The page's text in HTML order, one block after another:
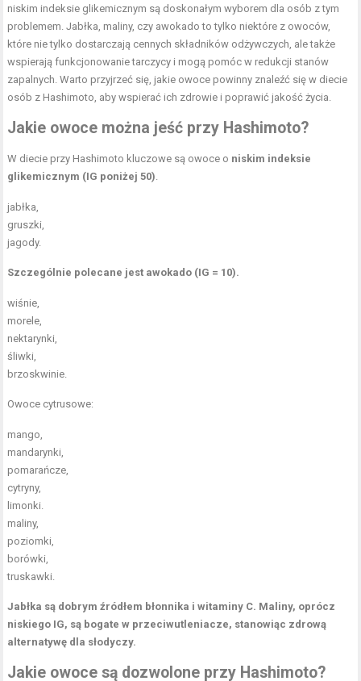
niskim indeksie glikemicznym są doskonałym wyborem dla osób z tym
problemem. Jabłka, maliny, czy awokado to tylko niektóre z owoców,
które nie tylko dostarczają cennych składników odżywczych, ale także
wspierają funkcjonowanie tarczycy i mogą pomóc w redukcji stanów
zapalnych. Warto przyjrzeć się, jakie owoce powinny znaleźć się w diecie
osób z Hashimoto, aby wspierać ich zdrowie i poprawić jakość życia.
Jakie owoce można jeść przy Hashimoto?
W diecie przy Hashimoto kluczowe są owoce o niskim indeksie
glikemicznym (IG poniżej 50)
jabłka,
gruszki,
jagody.
Szczególnie polecane jest awokado (IG = 10).
wiśnie,
morele,
nektarynki,
śliwki,
brzoskwinie.
Owoce cytrusowe:
mango,
mandarynki,
pomarańcze,
cytryny,
limonki.
maliny,
poziomki,
borówki,
truskawki.
Jabłka są dobrym źródłem błonnika iwitaminy C. Maliny, oprócz
niskiego IG, są bogate w przeciwutleniacze, stanowiąc zdrową
alternatywę dla słodyczy.
Jakie owoce są dozwolone przy Hashimoto?